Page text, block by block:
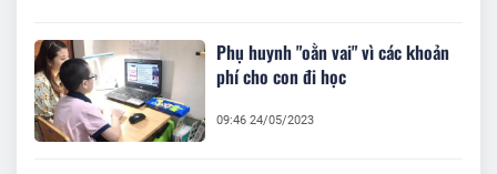
Phụ huynh "oằn vai" vì các khoản
phí cho con đi học
09:46 24/05/2023